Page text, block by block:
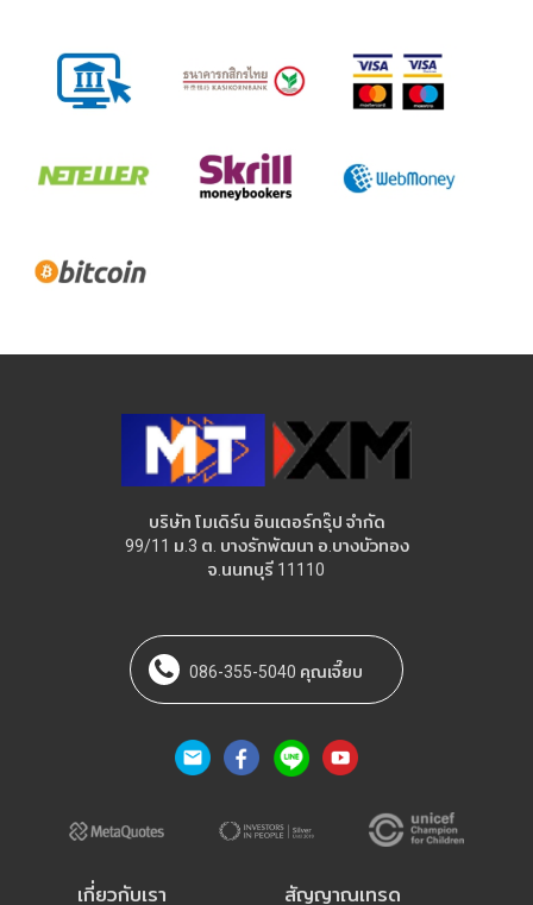
บริษัท โมเดิร์น อินเตอร์กรุ๊ป จำกัด
99/11 ม.3 ต. บางรักพัฒนา อ.บางบัวทอง
จ.นนทบุรี 11110
086-355-5040 คุณเจี๊ยบ
เกี่ยวกับเรา สัญญาณเทรด